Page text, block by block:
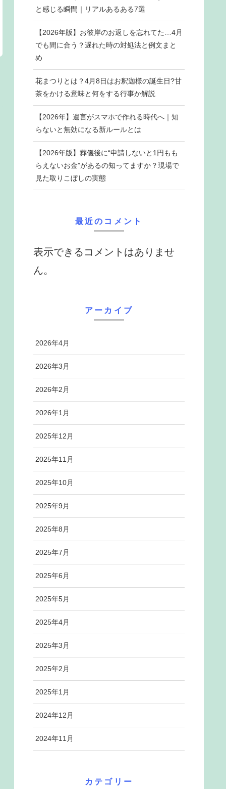
と感じる瞬間｜リアルあるある7選
【2026年版】お彼岸のお返しを忘れてた…4月
でも間に合う？遅れた時の対処法と例文まと
め
花まつりとは？4月8日はお釈迦様の誕生日?甘
茶をかける意味と何をする行事か解説
【2026年】遺言がスマホで作れる時代へ｜知
らないと無効になる新ルールとは
【2026年版】葬儀後に“申請しないと1円もも
らえないお金”があるの知ってますか？現場で
見た取りこぼしの実態
最近のコメント
表示できるコメントはありませ
ん。
アーカイブ
2026年4月
2026年3月
2026年2月
2026年1月
2025年12月
2025年11月
2025年10月
2025年9月
2025年8月
2025年7月
2025年6月
2025年5月
2025年4月
2025年3月
2025年2月
2025年1月
2024年12月
2024年11月
カテゴリー